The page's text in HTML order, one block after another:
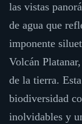
las vistas
de agua que
imponente
Volcán
de la tierra.
biodiversidad
inolvidables y